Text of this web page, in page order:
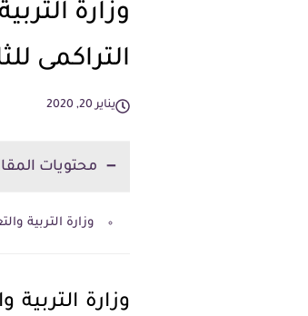
وزارة
التراكمى
يناير 20, 2020
محتويات
وزارة التربية
وزارة